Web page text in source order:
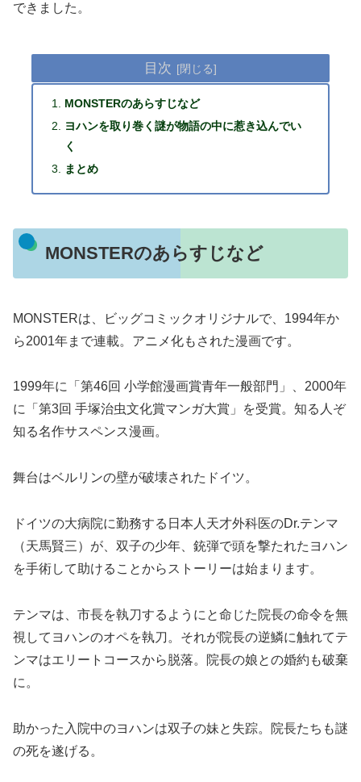
できました。
目次
MONSTERのあらすじなど
ヨハンを取り巻く謎が物語の中に惹き込んでい
く
まとめ
MONSTERのあらすじなど
MONSTERは、ビッグコミックオリジナルで、1994年か
ら2001年まで連載。アニメ化もされた漫画です。
1999年に「第46回 小学館漫画賞青年一般部門」、2000年
に「第3回 手塚治虫文化賞マンガ大賞」を受賞。知る人ぞ
知る名作サスペンス漫画。
舞台はベルリンの壁が破壊されたドイツ。
ドイツの大病院に勤務する日本人天才外科医のDr.テンマ
（天馬賢三）が、双子の少年、銃弾で頭を撃たれたヨハン
を手術して助けることからストーリーは始まります。
テンマは、市長を執刀するようにと命じた院長の命令を無
視してヨハンのオペを執刀。それが院長の逆鱗に触れてテ
ンマはエリートコースから脱落。院長の娘との婚約も破棄
に。
助かった入院中のヨハンは双子の妹と失踪。院長たちも謎
の死を遂げる。